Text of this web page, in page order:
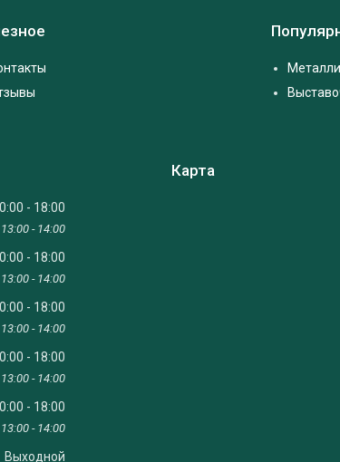
18:00
13:00 14:00
18:00
13:00 14:00
18:00
13:00 14:00
18:00
13:00 14:00
18:00
13:00 14:00
Выходной
Карта